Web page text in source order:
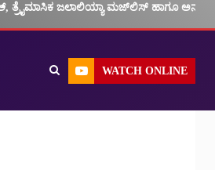
ತ್ರೈಮಾಸಿಕ ಜಲಾಲಿಯ್ಯಾ ಮಜ್‌‌ಲಿಸ್‌‌ ಹಾಗೂ
WATCH ONLINE